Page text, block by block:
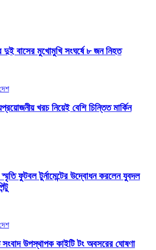
দুই বাসের মুখোমুখি সংঘর্ষে ৮ জন নিহত
খরচ নিয়েই বেশি চিন্তিত মার্কিন
ফুটবল টুর্নামেন্টের উদ্বোধন করলেন যুবদল
সংবাদ উপস্থাপক কাইটি টং অবসরের ঘোষণা